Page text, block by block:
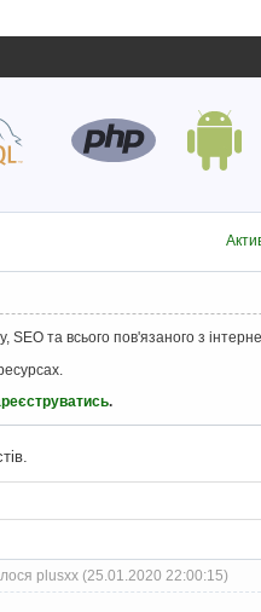
та всього пов'язаного з
.
plusxx (25.01.2020 22:00:15)